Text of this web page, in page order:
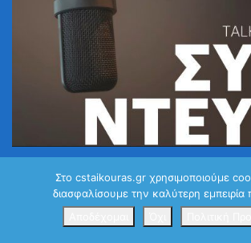
Ακολουθήστε στο
Στο cstaikouras.gr χρησιμοποιούμε
διασφαλίσουμε την καλύτερη
Πολιτική